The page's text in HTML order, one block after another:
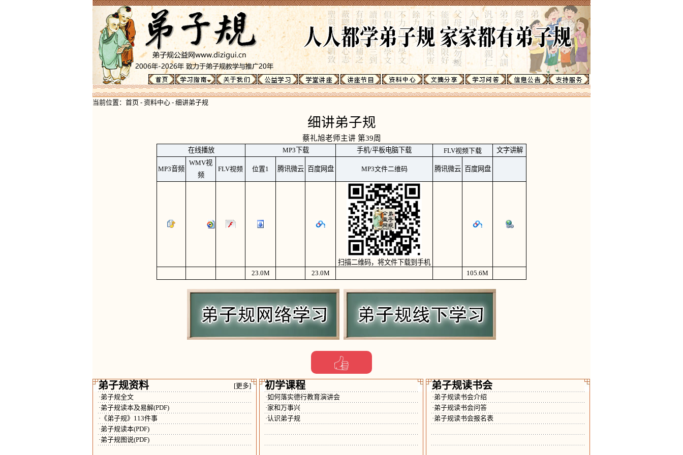
当前位置： 首页 - 资料中心 - 细讲弟子规
细讲弟子规
蔡礼旭老师主讲 第39周
在线播放 MP3下载 手机/平板电脑下载 FLV视频下载 文字讲解
MP3音频
WMV视
频
FLV视频 位置1 腾讯微云 百度网盘 MP3文件二维码 腾讯微云 百度网盘
扫描二维码，将文件下载到手机
23.0M 23.0M 105.6M
弟子规资料
[更多]
·弟子规全文
·弟子规读本及易解(PDF)
·《弟子规》113件事
·弟子规读本(PDF)
·弟子规图说(PDF)
初学课程
·如何落实德行教育演讲会
·家和万事兴
·认识弟子规
弟子规读书会
·弟子规读书会介绍
·弟子规读书会问答
·弟子规读书会报名表